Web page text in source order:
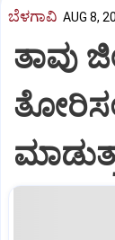
ಬೆಳಗಾವಿ AUG 8,
ತಾವು